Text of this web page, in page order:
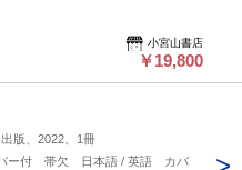
小宮山書店
￥19,800
版、2022、1冊
ー付 帯欠 日本語 / 英語 カバ